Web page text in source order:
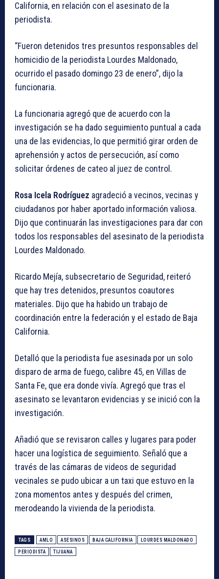
California, en relación con el asesinato de la
periodista.
“Fueron detenidos tres presuntos responsables del
homicidio de la periodista Lourdes Maldonado,
ocurrido el pasado domingo 23 de enero”, dijo la
funcionaria.
La funcionaria agregó que de acuerdo con la
investigación se ha dado seguimiento puntual a cada
una de las evidencias, lo que permitió girar orden de
aprehensión y actos de persecución, así como
solicitar órdenes de cateo al juez de control.
Rosa Icela Rodríguez agradeció a vecinos, vecinas y
ciudadanos por haber aportado información valiosa.
Dijo que continuarán las investigaciones para dar con
todos los responsables del asesinato de la periodista
Lourdes Maldonado.
Ricardo Mejía, subsecretario de Seguridad, reiteró
que hay tres detenidos, presuntos coautores
materiales. Dijo que ha habido un trabajo de
coordinación entre la federación y el estado de Baja
California.
Detalló que la periodista fue asesinada por un solo
disparo de arma de fuego, calibre 45, en Villas de
Santa Fe, que era donde vivía. Agregó que tras el
asesinato se levantaron evidencias y se inició con la
investigación.
Añadió que se revisaron calles y lugares para poder
hacer una logística de seguimiento. Señaló que a
través de las cámaras de videos de seguridad
vecinales se pudo ubicar a un taxi que estuvo en la
zona momentos antes y después del crimen,
merodeando la vivienda de la periodista.
TAGS AMLO ASESINOS BAJA CALIFORNIA LOURDES MALDONADO
PERIODISTA TIJUANA